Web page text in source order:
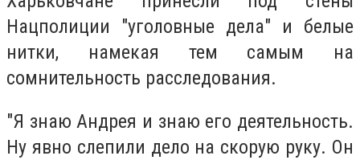
Нацполиции "уголовные дела" и белые
нитки, намекая тем самым на
сомнительность расследования.
"Я знаю Андрея и знаю его деятельность.
Ну явно слепили дело на скорую руку. Он